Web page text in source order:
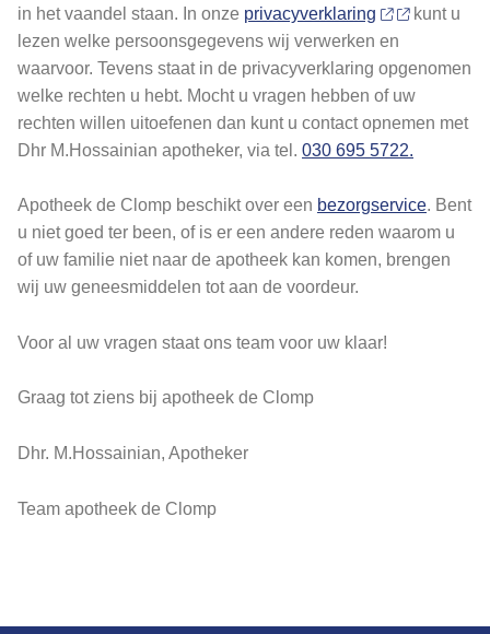
in het vaandel staan. In onze privacyverklaring
kunt u
lezen welke persoonsgegevens wij verwerken en
waarvoor. Tevens staat in de privacyverklaring opgenomen
welke rechten u hebt. Mocht u vragen hebben of uw
rechten willen uitoefenen dan kunt u contact opnemen met
Dhr M.Hossainian apotheker, via tel. 030 695 5722.
Apotheek de Clomp beschikt over een bezorgservice. Bent
u niet goed ter been, of is er een andere reden waarom u
of uw familie niet naar de apotheek kan komen, brengen
wij uw geneesmiddelen tot aan de voordeur.
Voor al uw vragen staat ons team voor uw klaar!
Graag tot ziens bij apotheek de Clomp
Dhr. M.Hossainian, Apotheker
Team apotheek de Clomp